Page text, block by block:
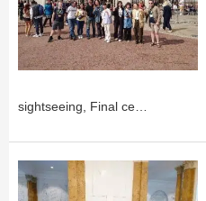
sightseeing, Final ce…